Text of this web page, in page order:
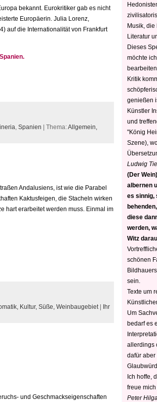
bekannt. Eurokritiker gab es nicht
Europäerin. Julia Lorenz,
auf die Internationalität von Frankfurt
Spanien | Thema:Allgemein,
Andalusiens, ist wie die Parabel
Kaktusfeigen, die Stacheln wirken
hart erarbeitet werden muss. Einmal im
Kultur, Süße, Weinbaugebiet | Ihr
und Geschmackseigenschaften
Musik,
Literatur
Dieses
möchte
Kritik
genießen
Künstler
und
"König
Szene),
Ludwig
(Der
albernen
es sinnig,
diese
werden,
Witz
schönen
sein.
Texte um
Um
bedarf es
allerdings
dafür aber
Ich hoffe,
freue mich
Peter